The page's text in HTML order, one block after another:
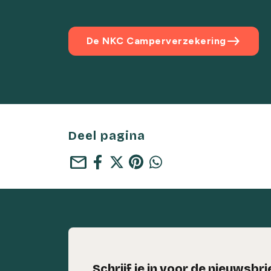
east
De NKC Camperverzekering
Deel pagina
mail